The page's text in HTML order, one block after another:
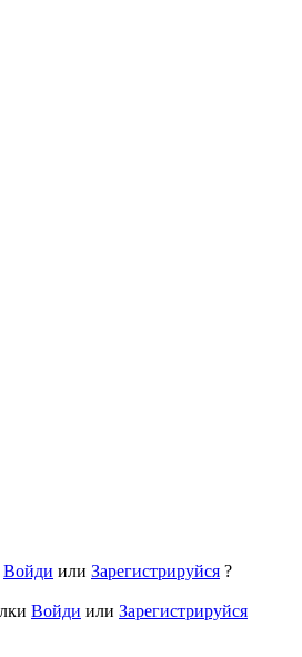
Войди или Зарегистрируйся ?
Войди или Зарегистрируйся